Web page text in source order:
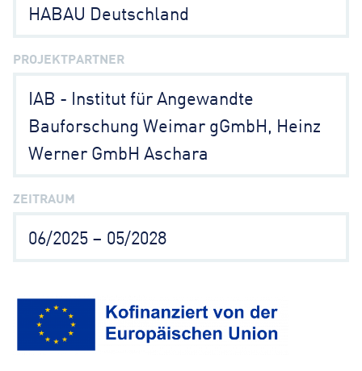
HABAU Deutschland
PROJEKTPARTNER
IAB - Institut für Angewandte
Bauforschung Weimar gGmbH, Heinz
Werner GmbH Aschara
ZEITRAUM
06/2025 – 05/2028